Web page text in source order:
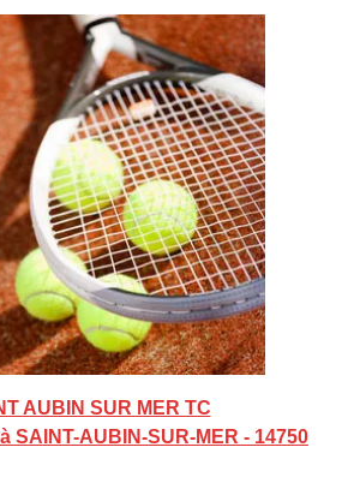
AUBIN SUR MER TC
SAINT-AUBIN-SUR-MER - 14750